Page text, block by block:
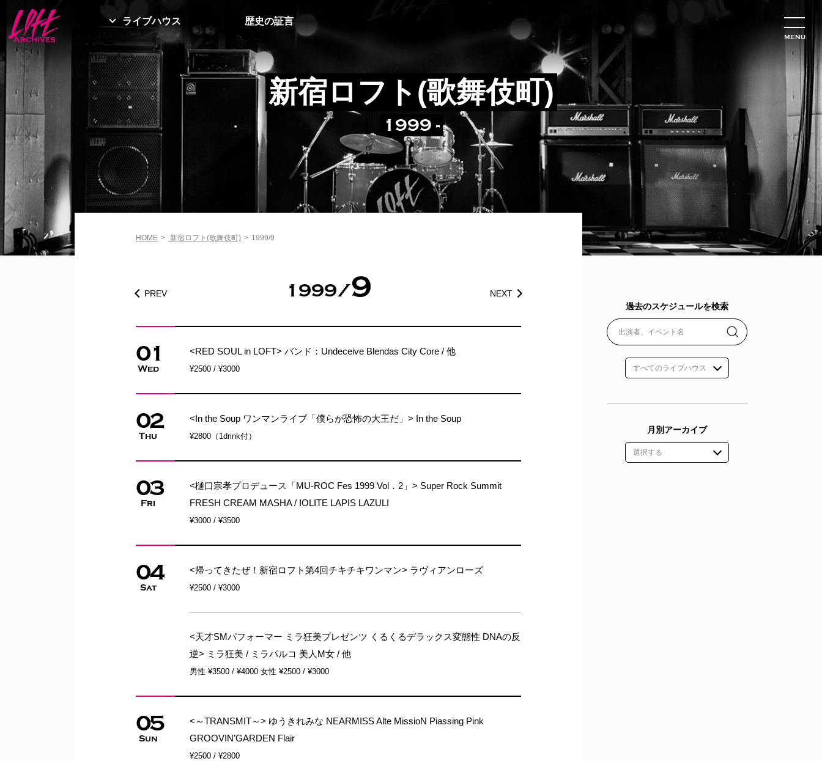
ライブハウス 歴史の証言
新宿ロフト(歌舞伎町)
1999 -
MENU
HOME > 新宿ロフト(歌舞伎町) > 1999/9
1999/9 NEXT
PREV
01
Wed
<RED SOUL in LOFT> バンド：Undeceive Blendas City Core / 他
¥2500 / ¥3000
02
Thu
<In the Soup ワンマンライブ「僕らが恐怖の大王だ」> In the Soup
¥2800（1drink付）
03
Fri
<樋口宗孝プロデュース「MU-ROC Fes 1999 Vol．2」> Super Rock Summit
FRESH CREAM MASHA / IOLITE LAPIS LAZULI
¥3000 / ¥3500
04
Sat
<帰ってきたぜ！新宿ロフト第4回チキチキワンマン> ラヴィアンローズ
¥2500 / ¥3000
<天才SMパフォーマー ミラ狂美プレゼンツ くるくるデラックス変態性 DNAの反
逆> ミラ狂美 / ミラパルコ 美人M女 / 他
男性 ¥3500 / ¥4000 女性 ¥2500 / ¥3000
05
Sun
<～TRANSMIT～> ゆうきれみな NEARMISS Alte MissioN Piassing Pink
GROOVIN’GARDEN Flair
¥2500 / ¥2800
過去のスケジュールを検索
月別アーカイブ